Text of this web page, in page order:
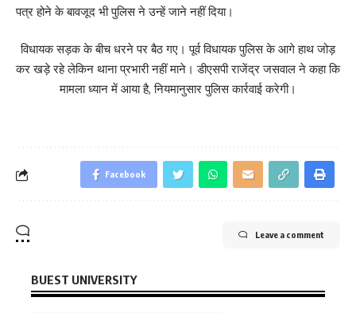
पत्र होने के बावजूद भी पुलिस ने उन्हें जाने नहीं दिया।
विधायक सड़क के बीच धरने पर बैठ गए। पूर्व विधायक पुलिस के आगे हाथ जोड़
कर खड़े रहे लेकिन थाना प्रभारी नहीं माने। डीएसपी राजेंद्र जसवाल ने कहा कि
मामला ध्यान में आया है, नियमानुसार पुलिस कार्रवाई करेगी।
Facebook
Leave a comment
BUEST UNIVERSITY